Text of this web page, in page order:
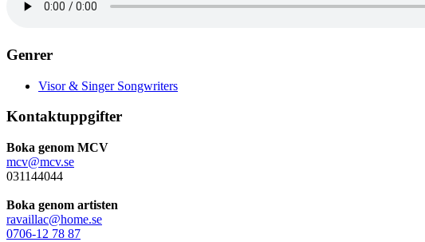
Genrer
Visor & Singer Songwriters
Kontaktuppgifter
Boka genom MCV
mcv@mcv.se
031144044
Boka genom artisten
ravaillac@home.se
0706-12 78 87